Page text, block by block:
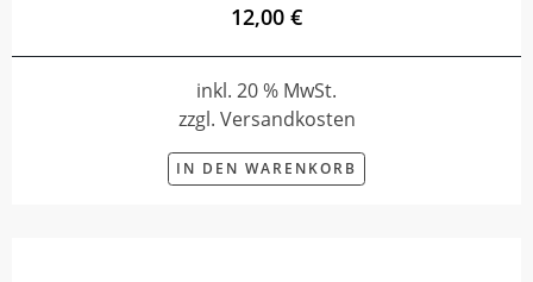
12,00 €
inkl. 20 % MwSt.
zzgl. Versandkosten
IN DEN WARENKORB